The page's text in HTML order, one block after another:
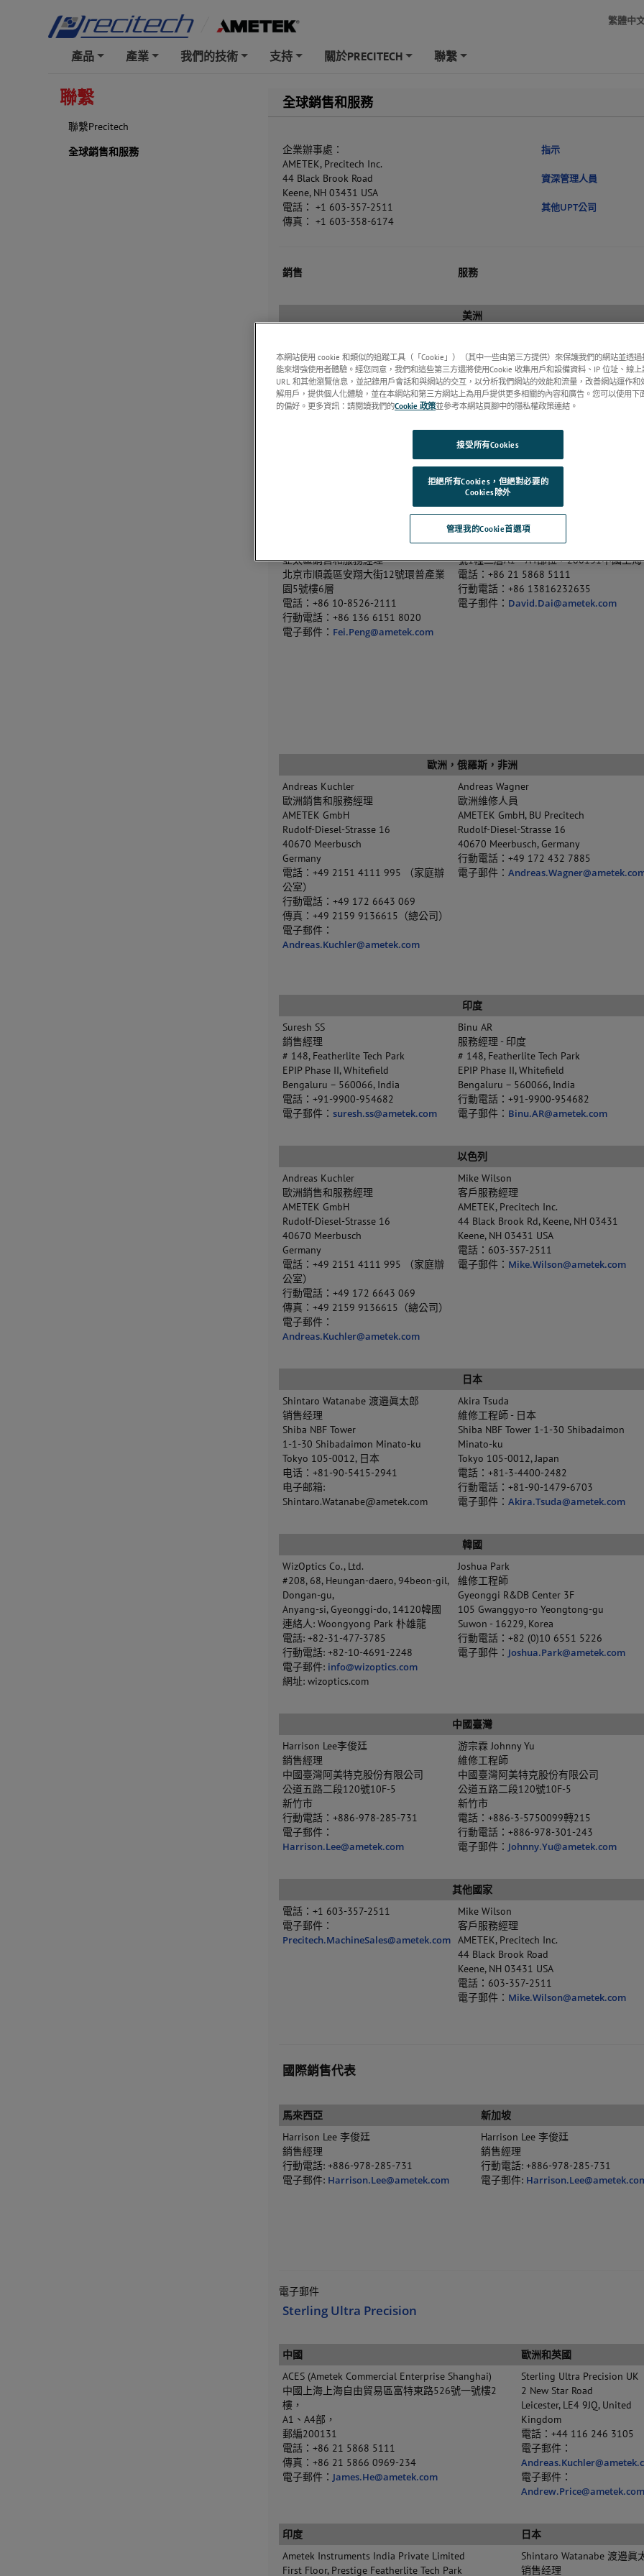
繁體中
產品 產業 我們的技術 支持 關於PRECITECH 聯繫
聯繫
聯繫Precitech
全球銷售和服務
全球銷售和服務
企業辦事處：
AMETEK, Precitech Inc.
44 Black Brook Road
Keene, NH 03431 USA
電話： +1 603-357-2511
傳真： +1 603-358-6174
指示
資深管理人員
其他UPT公司
銷售 服務
美洲
銷售經理
AMETEK, Precitech Inc.
44 Black Brook Road
Keene, NH 03431 USA
電話：978-538-1117
客戶服務經理
AMETEK, Precitech Inc.
44 Black Brook Road
Keene, NH 03431 USA
電話：603-357-2511
中國
亞太區銷售和服務經理
北京市順義區安翔大街12號環普產業
園5號樓6層
電話：+86 10-8526-2111
行動電話：+86 136 6151 8020
電子郵件： Fei.Peng@ametek.com
David Dai戴東兵
中國區銷售經理
中國（上海）自由貿易試驗區富特東三路
號1幢二層A1、A4部位，200131中國上海
電話：+86 21 5868 5111
行動電話：+86 13816232635
電子郵件： David.Dai@ametek.com
歐洲，俄羅斯，非洲
Andreas Kuchler
歐洲銷售和服務經理
AMETEK GmbH
Rudolf-Diesel-Strasse 16
40670 Meerbusch
Germany
電話：+49 2151 4111 995 （家庭辦
公室）
行動電話：+49 172 6643 069
傳真：+49 2159 9136615（總公司）
電子郵件：
Andreas.Kuchler@ametek.com
Andreas Wagner
歐洲維修人員
AMETEK GmbH, BU Precitech
Rudolf-Diesel-Strasse 16
40670 Meerbusch, Germany
行動電話：+49 172 432 7885
電子郵件：
印度
Suresh SS
銷售經理
# 148, Featherlite Tech Park
EPIP Phase II, Whitefield
Bengaluru – 560066, India
電話：+91-9900-954682
電子郵件：suresh.ss@ametek.com
Binu AR
服務經理 - 印度
# 148, Featherlite Tech Park
EPIP Phase II, Whitefield
Bengaluru – 560066, India
行動電話：+91-9900-954682
電子郵件： Binu.AR@ametek.com
以色列
Andreas Kuchler
歐洲銷售和服務經理
AMETEK GmbH
Rudolf-Diesel-Strasse 16
40670 Meerbusch
Germany
電話：+49 2151 4111 995 （家庭辦
公室）
行動電話：+49 172 6643 069
傳真：+49 2159 9136615（總公司）
電子郵件：
Andreas.Kuchler@ametek.com
Mike Wilson
客戶服務經理
AMETEK, Precitech Inc.
44 Black Brook Rd, Keene, NH 03431
Keene, NH 03431 USA
電話：603-357-2511
電子郵件： Mike.Wilson@ametek.com
日本
Shintaro Watanabe 渡邉眞太郎
销售经理
Shiba NBF Tower
1-1-30 Shibadaimon Minato-ku
Tokyo 105-0012, 日本
电话：+81-90-5415-2941
电子邮箱:
Shintaro.Watanabe@ametek.com
Akira Tsuda
維修工程師 - 日本
Shiba NBF Tower 1-1-30 Shibadaimon
Minato-ku
Tokyo 105-0012, Japan
電話：+81-3-4400-2482
行動電話：+81-90-1479-6703
電子郵件：Akira.Tsuda@ametek.com
韓國
WizOptics Co., Ltd.
#208, 68, Heungan-daero, 94beon-gil,
Dongan-gu,
Anyang-si, Gyeonggi-do, 14120韓國
連絡人: Woongyong Park 朴雄龍
電話: +82-31-477-3785
行動電話: +82-10-4691-2248
電子郵件: info@wizoptics.com
網址: wizoptics.com
Joshua Park
維修工程師
Gyeonggi R&DB Center 3F
105 Gwanggyo-ro Yeongtong-gu
Suwon - 16229, Korea
行動電話：+82 (0)10 6551 5226
電子郵件： Joshua.Park@ametek.com
中國臺灣
Harrison Lee李俊廷
銷售經理
中國臺灣阿美特克股份有限公司
公道五路二段120號10F-5
新竹市
行動電話：+886-978-285-731
電子郵件：
Harrison.Lee@ametek.com
游宗霖 Johnny Yu
維修工程師
中國臺灣阿美特克股份有限公司
公道五路二段120號10F-5
新竹市
電話：+886-3-5750099轉215
行動電話：+886-978-301-243
電子郵件： Johnny.Yu@ametek.com
其他國家
電話：+1 603-357-2511
電子郵件：
Precitech.MachineSales@ametek.com
Mike Wilson
客戶服務經理
AMETEK, Precitech Inc.
44 Black Brook Road
Keene, NH 03431 USA
電話：603-357-2511
電子郵件： Mike.Wilson@ametek.com
國際銷售代表
馬來西亞
新加坡
Harrison Lee 李俊廷
銷售經理
行動電話: +886-978-285-731
電子郵件: Harrison.Lee@ametek.com
Harrison Lee 李俊廷
銷售經理
行動電話: +886-978-285-731
電子郵件:
電子郵件
Sterling Ultra Precision
中國
歐洲和英國
ACES (Ametek Commercial Enterprise Shanghai)
中國上海上海自由貿易區富特東路526號一號樓2
樓，
A1、A4部，
郵編200131
電話：+86 21 5868 5111
傳真：+86 21 5866 0969-234
電子郵件： James.He@ametek.com
Sterling Ultra Precision UK
2 New Star Road
Leicester, LE4 9JQ, United
Kingdom
電話：+44 116 246 3105
電子郵件：
電子郵件：
印度
日本
Ametek Instruments India Private Limited
First Floor, Prestige Featherlite Tech Park
Shintaro Watanabe 渡邉眞
销售经理
本網站使用 cookie 和類似的追蹤工具（「Cookie」）（其中一些由第三方提供）來保護我們的網站並透
能來增強使用者體驗。經您同意，我們和這些第三方還將使用Cookie 收集用戶和設備資料、IP 位址、線
URL 和其他瀏覽信息，並記錄用戶會話和與網站的交互，以分析我們網站的效能和流量，改善網站運作和
解用戶，提供個人化體驗，並在本網站和第三方網站上為用戶提供更多相關的內容和廣告。您可以使用下
的偏好。更多資訊：請閱讀我們的Cookie 政策並參考本網站頁腳中的隱私權政策連結。
管理我的Cookie首選項
拒絕所有Cookies，但絕對必要的
Cookies除外
接受所有Cookies